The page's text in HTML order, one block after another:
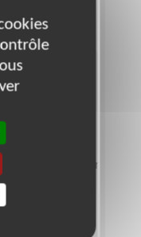
des
Délégation du Var
journées par